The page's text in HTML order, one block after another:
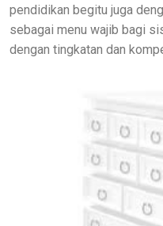
pendidikan begitu juga
sebagai menu wajib bagi
dengan tingkatan dan